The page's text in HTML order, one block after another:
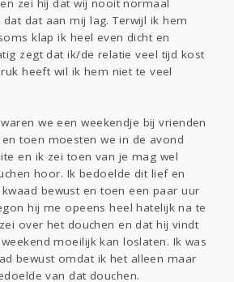
zei hij dat wij nooit normaal
dat aan mij lag. Terwijl ik hem
klap ik heel even dicht en
zegt dat ik/de relatie veel tijd kost
heeft wil ik hem niet te veel
we een weekendje bij vrienden
toen moesten we in de avond
en ik zei toen van je mag wel
hoor. Ik bedoelde dit lief en
bewust en toen een paar uur
hij me opeens heel hatelijk na te
over het douchen en dat hij vindt
moeilijk kan loslaten. Ik was
bewust omdat ik het alleen maar
van dat douchen.